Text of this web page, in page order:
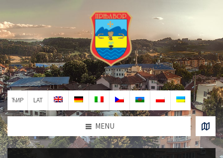
ЋИР LAT
MENU